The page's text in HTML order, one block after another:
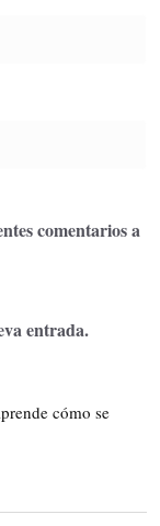
comentarios a
entrada.
cómo se